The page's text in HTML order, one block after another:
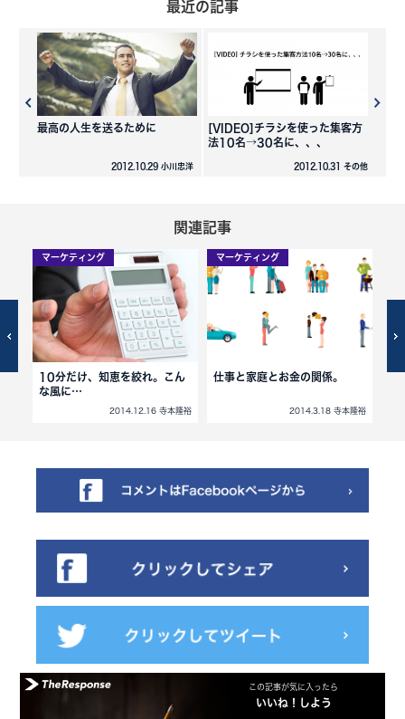
最近の記事
最高の人生を送るために
2012.10.29 小川忠洋
[VIDEO]チラシを使った集客方
法10名→30名に、、、
2012.10.31 その他
関連記事
マーケティング
10分だけ、知恵を絞れ。こん
な風に…
2014.12.16 寺本隆裕
マーケティング
仕事と家庭とお金の関係。
2014.3.18 寺本隆裕
この記事が気に入ったら
いいね！しよう